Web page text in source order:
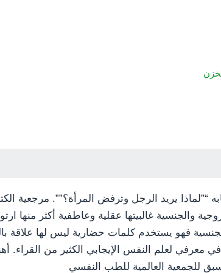
“”لماذا يريد الرجل وترفض المرأة؟””. مرجعية
والجنسية غالبيتها عقلية وعاطفية أكثر منها
فهو يستخدم كلمات حضارية ليس لها علاقة
معرفي لعلم النفس الإيجابي الكثير من القراء.
للجمعية العالمية للطب النفسي